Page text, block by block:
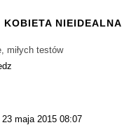
KOBIETA NIEIDEALNA
miłych testów
23 maja 2015 08:07